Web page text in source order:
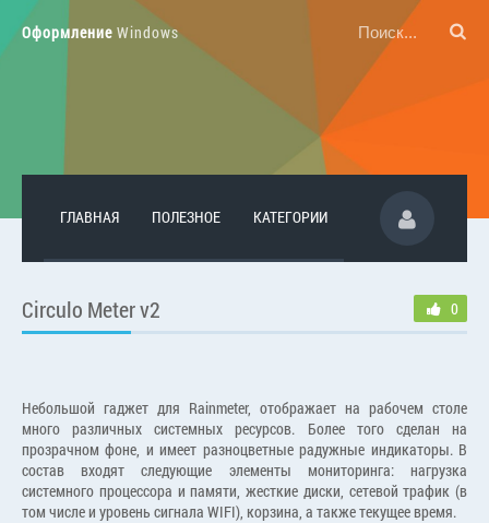
Оформление Windows
ГЛАВНАЯ ПОЛЕЗНОЕ КАТЕГОРИИ
Circulo Meter v2 0
Небольшой гаджет для Rainmeter, отображает на рабочем столе
много различных системных ресурсов. Более того сделан на
прозрачном фоне, и имеет разноцветные радужные индикаторы. В
состав входят следующие элементы мониторинга: нагрузка
системного процессора и памяти, жесткие диски, сетевой трафик (в
том числе и уровень сигнала WIFI), корзина, а также текущее время.